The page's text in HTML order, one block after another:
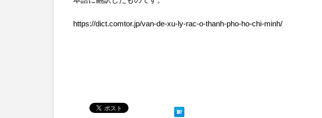
https://dict.comtor.jp/van-de-xu-ly-rac-o-thanh-pho-ho-chi-minh/